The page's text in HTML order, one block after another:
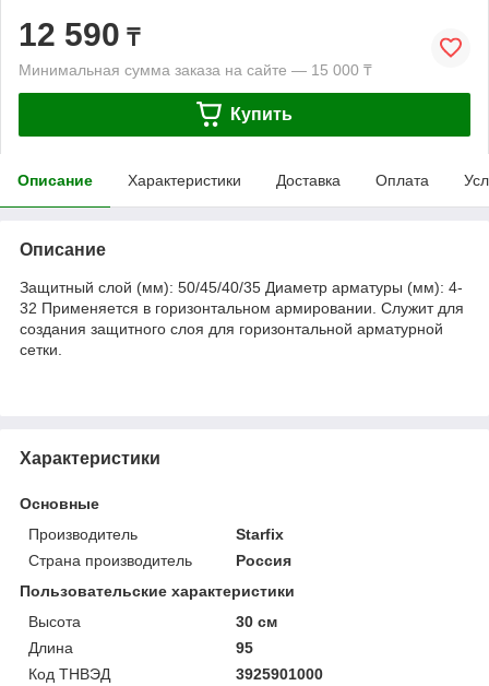
12 590 ₸
Минимальная сумма заказа на сайте — 15 000 ₸
Купить
Описание Характеристики Доставка Оплата
Описание
Защитный слой (мм): 50/45/40/35 Диаметр арматуры (мм): 4-
32 Применяется в горизонтальном армировании. Служит для
создания защитного слоя для горизонтальной арматурной
сетки.
Характеристики
Основные
Производитель
Starfix
Страна производитель
Россия
Пользовательские характеристики
Высота
30 см
Длина
95
Код ТНВЭД
3925901000